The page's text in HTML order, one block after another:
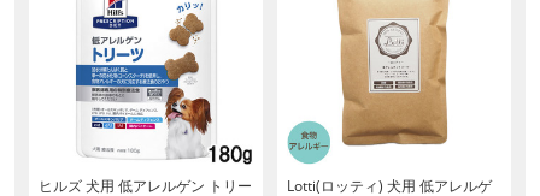
ヒルズ 犬用 低アレルゲン トリー
Lotti(ロッティ) 犬用 低アレルゲ